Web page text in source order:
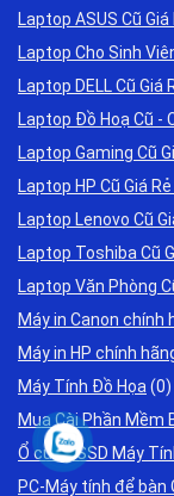
Laptop ASUS Cũ
Laptop Cho Sinh
Laptop DELL Cũ
Laptop Đồ Hoạ Cũ -
Laptop Gaming Cũ
Laptop HP Cũ Giá
Laptop Lenovo Cũ
Laptop Toshiba Cũ
Laptop Văn Phòng
Máy in Canon chính
Máy in HP chính
Máy Tính Đồ Họa (0)
Mua Cài Phần Mềm
Ổ cứng SSD Máy
PC-Máy tính để bàn